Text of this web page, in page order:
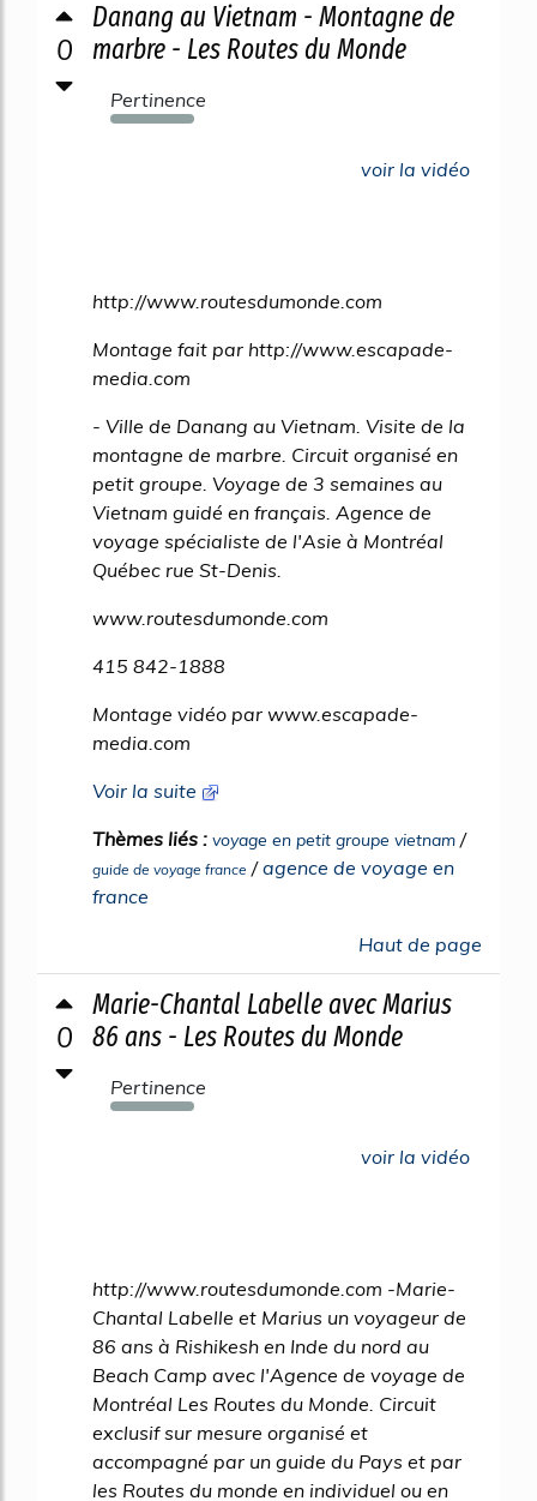
0
Danang au Vietnam - Montagne de
marbre - Les Routes du Monde
Pertinence
274%
voir la vidéo
http://www.routesdumonde.com
Montage fait par http://www.escapade-
media.com
- Ville de Danang au Vietnam. Visite de la
montagne de marbre. Circuit organisé en
petit groupe. Voyage de 3 semaines au
Vietnam guidé en français. Agence de
voyage spécialiste de l'Asie à Montréal
Québec rue St-Denis.
www.routesdumonde.com
415 842-1888
Montage vidéo par www.escapade-
media.com
Voir la suite
Thèmes liés : voyage en petit groupe vietnam /
guide de voyage france /agence de voyage en
france
Haut de page
0
Marie-Chantal Labelle avec Marius
86 ans - Les Routes du Monde
Pertinence
210%
voir la vidéo
http://www.routesdumonde.com -Marie-
Chantal Labelle et Marius un voyageur de
86 ans à Rishikesh en Inde du nord au
Beach Camp avec l'Agence de voyage de
Montréal Les Routes du Monde. Circuit
exclusif sur mesure organisé et
accompagné par un guide du Pays et par
les Routes du monde en individuel ou en